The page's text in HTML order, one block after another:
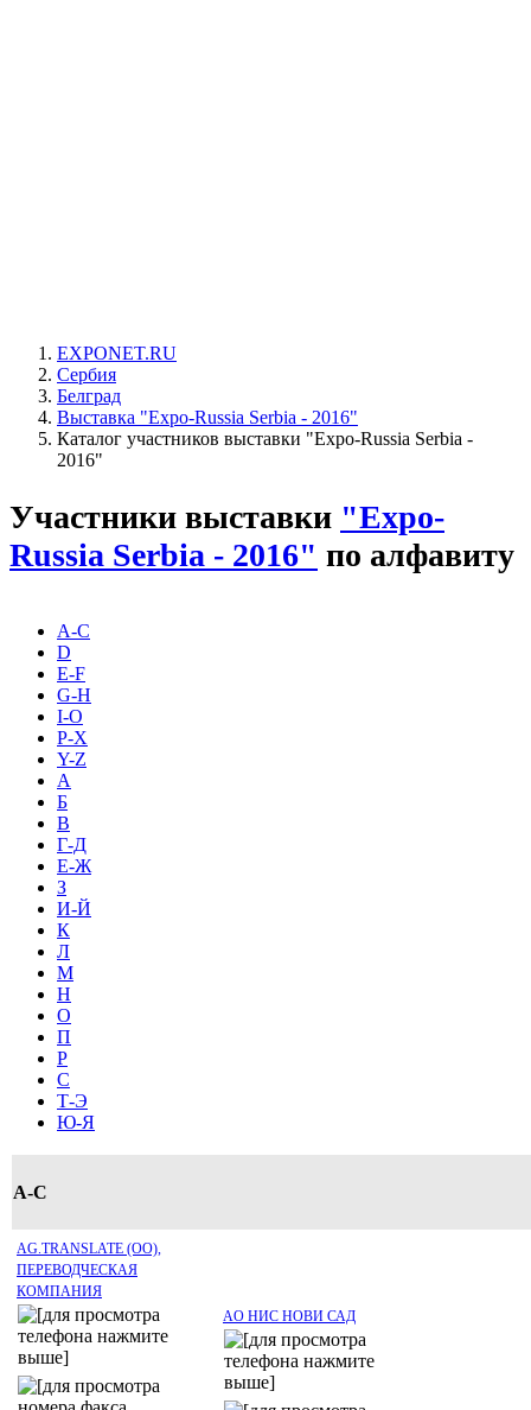
EXPONET.RU
Сербия
Белград
Выставка "Expo-Russia Serbia - 2016"
Каталог участников выставки "Expo-Russia Serbia -
2016"
Участники выставки "Expo-
Russia Serbia - 2016" по алфавиту
A-C
D
E-F
G-H
I-O
P-X
Y-Z
А
Б
В
Г-Д
Е-Ж
З
И-Й
К
Л
М
Н
О
П
Р
С
Т-Э
Ю-Я
A-C
AG.TRANSLATE (ОО),
ПЕРЕВОДЧЕСКАЯ
КОМПАНИЯ
AO НИС НОВИ САД